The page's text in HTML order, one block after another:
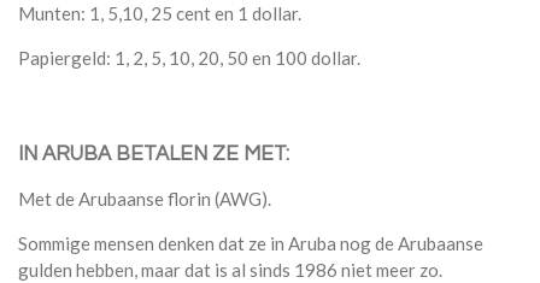
Munten: 1, 5,10, 25 cent en 1 dollar.
Papiergeld: 1, 2, 5, 10, 20, 50 en 100 dollar.
IN ARUBA BETALEN ZE MET:
Met de Arubaanse florin (AWG).
Sommige mensen denken dat ze in Aruba nog de Arubaanse
gulden hebben, maar dat is al sinds 1986 niet meer zo.